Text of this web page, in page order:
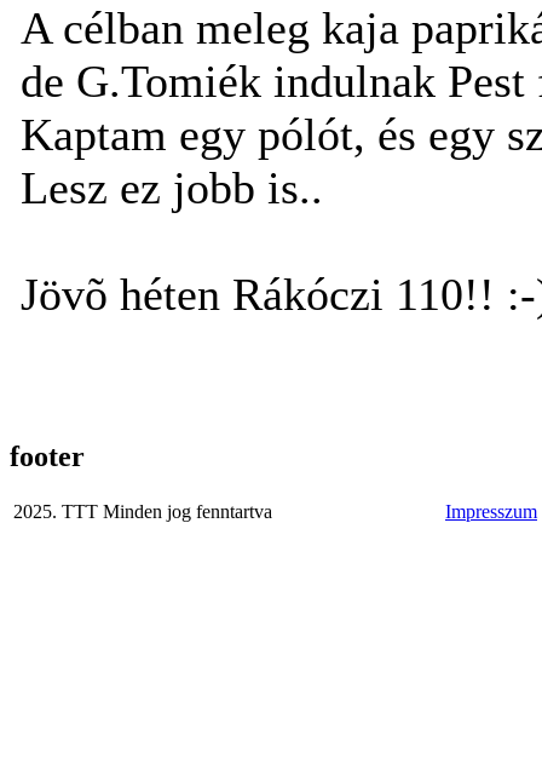
A célban meleg kaja
de G.Tomiék indulnak
Kaptam egy pólót, és egy
Lesz ez jobb is..
Jövõ héten Rákóczi 110!!
footer
2025. TTT Minden jog fenntartva Impresszum